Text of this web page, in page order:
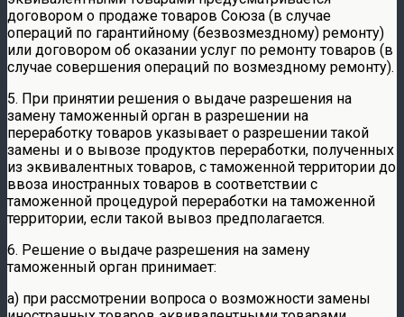
договором о продаже товаров Союза (в случае
операций по гарантийному (безвозмездному) ремонту)
или договором об оказании услуг по ремонту товаров (в
случае совершения операций по возмездному ремонту).
5. При принятии решения о выдаче разрешения на
замену таможенный орган в разрешении на
переработку товаров указывает о разрешении такой
замены и о вывозе продуктов переработки, полученных
из эквивалентных товаров, с таможенной территории до
ввоза иностранных товаров в соответствии с
таможенной процедурой переработки на таможенной
территории, если такой вывоз предполагается.
6. Решение о выдаче разрешения на замену
таможенный орган принимает:
а) при рассмотрении вопроса о возможности замены